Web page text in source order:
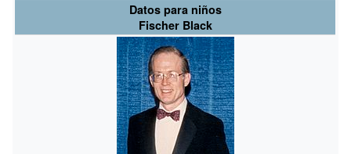
Datos para niños
Fischer Black